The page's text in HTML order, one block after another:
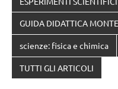
GUIDA DIDATTICA
scienze: fisica e chimica
TUTTI GLI ARTICOLI